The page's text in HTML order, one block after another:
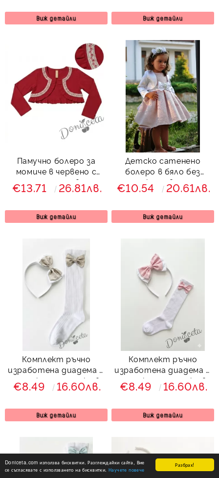
Разбрах!
Doniceta.com използва бисквитки. Разглеждайки сайта, Вие
се съгласявате с използването на бисквитки. Научете повече
Виж детайли Виж детайли
Памучно болеро за
момиче в червено с
етно мотиви
€13.71 26.81лв.
Виж детайли
Детско сатенено
болеро в бяло без
закопчаване
€10.54 20.61лв.
Виж детайли
Комплект ръчно
изработена диадема и
чорапки с панделки в
бежово с бели точици
€8.49 16.60лв.
Виж детайли
Комплект ръчно
изработена диадема и
чорапки с панделки в
розово с бели точици
€8.49 16.60лв.
Виж детайли